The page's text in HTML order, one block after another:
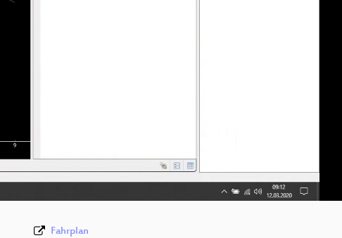
Fahrplan